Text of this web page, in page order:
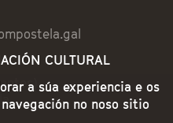
CULTURAL
a súa experiencia e os
no noso sitio